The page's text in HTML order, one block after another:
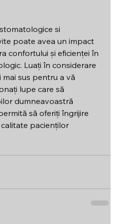
si
poate avea un impact
confortului și eficienței în
Luați în considerare
sus pentru a vă
lupe care să
dumneavoastră
să oferiți îngrijire
pacienților